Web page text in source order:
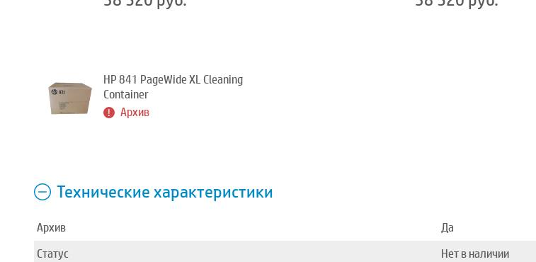
HP 841 PageWide XL Cleaning
Container
Архив
Технические характеристики
Архив
Да
Статус
Нет в наличии